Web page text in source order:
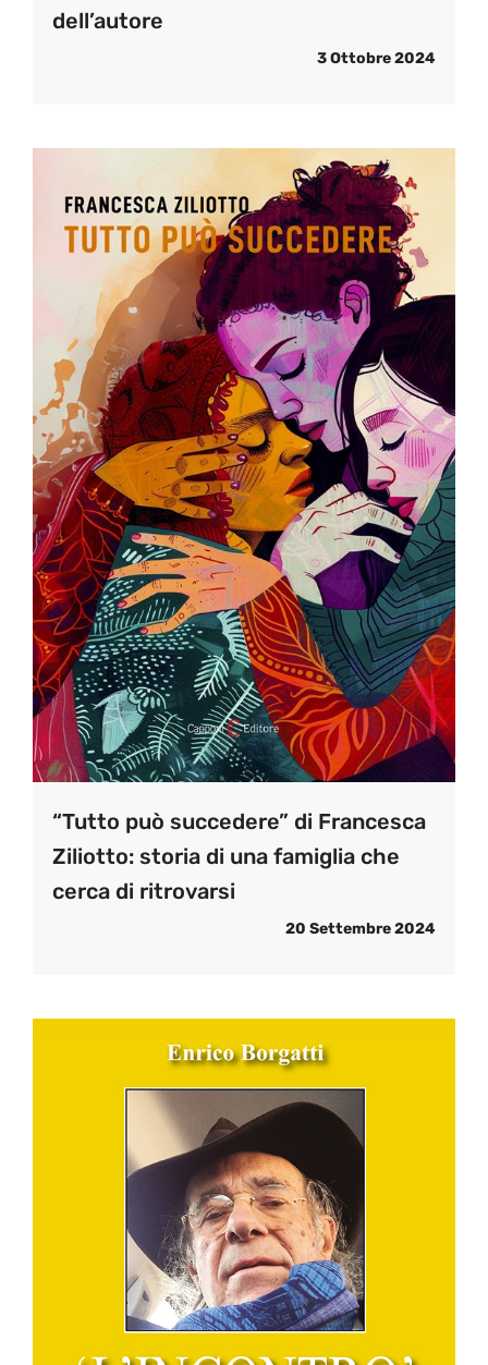
dell’autore
3 Ottobre 2024
“Tutto può succedere” di Francesca
Ziliotto: storia di una famiglia che
cerca di ritrovarsi
20 Settembre 2024